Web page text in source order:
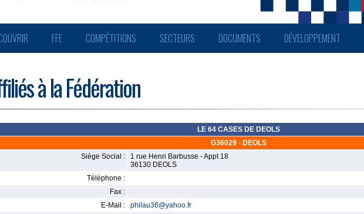
FFE COMPÉTITIONS SECTEURS DOCUMENTS DÉVELOPPEMENT
à la Fédération
LE 64 CASES DE DEOLS
G36029 - DEOLS
Siège Social :
1 rue Henri Barbusse - Appt 18
36130 DEOLS
Téléphone :
Fax :
E-Mail :
philau36@yahoo.fr